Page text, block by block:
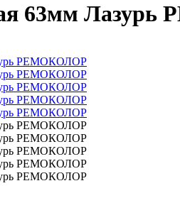
63мм